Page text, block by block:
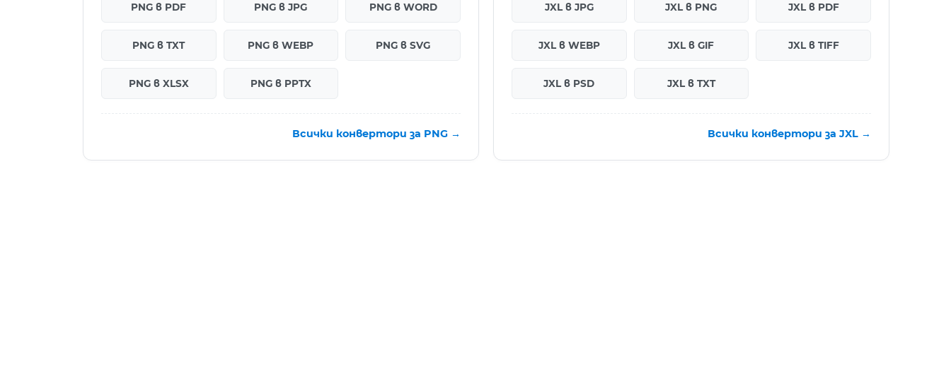
PNG в PDF PNG в JPG PNG в WORD
PNG в TXT PNG в WEBP PNG в SVG
PNG в XLSX PNG в PPTX
Всички конвертори за PNG →
JXL в JPG JXL в PNG JXL в PDF
JXL в WEBP JXL в GIF JXL в TIFF
JXL в PSD JXL в TXT
Всички конвертори за JXL →